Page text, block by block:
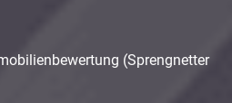
(Sprengnetter